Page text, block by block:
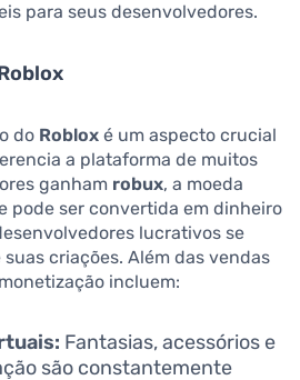
para seus desenvolvedores.
do Roblox é um aspecto crucial
a plataforma de muitos
ganham robux, a moeda
pode ser convertida em dinheiro
lucrativos se
criações. Além das vendas
incluem:
Fantasias, acessórios e
são constantemente